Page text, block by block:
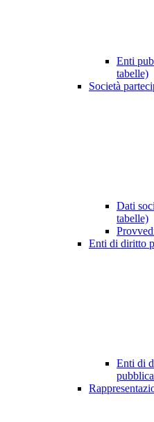
Enti
tabelle)
Società
Dati
tabelle)
Enti di diritto
Enti di